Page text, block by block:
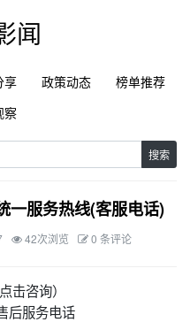
闻
享 政策动态
榜单推荐
察
搜索
一服务热线(客服电话)
42次浏览 0 条评论
点击咨询）
后服务电话